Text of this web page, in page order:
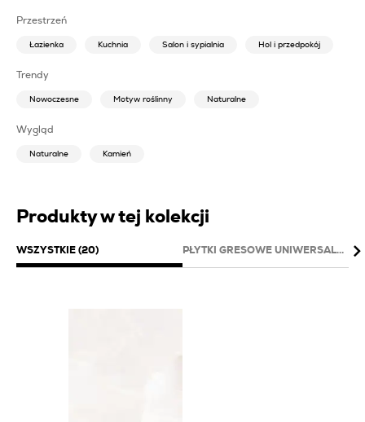
Przestrzeń
Łazienka Kuchnia Salon i sypialnia Hol i przedpokój
Trendy
Nowoczesne Motyw roślinny Naturalne
Wygląd
Naturalne Kamień
Produkty w tej kolekcji
WSZYSTKIE (20) PŁYTKI GRESOWE UNIWERSALNE